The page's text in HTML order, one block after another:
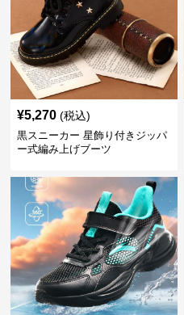
¥5,270 (税込)
黒スニーカー 星飾り付きジッパ
ー式編み上げブーツ